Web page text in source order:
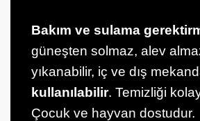
Bakım ve sulama
güneşten solmaz, alev
yıkanabilir, iç ve dış
kullanılabilir. Temizliği
Çocuk ve hayvan dostudur.